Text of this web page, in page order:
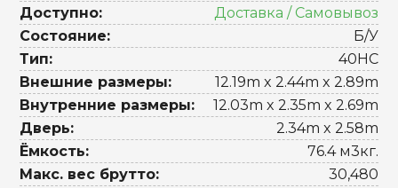
Доступно:
Доставка / Самовывоз
Состояние:
Б/У
Тип:
40HC
Внешние размеры:
12.19m x 2.44m x 2.89m
Внутренние размеры:
12.03m x 2.35m x 2.69m
Дверь:
2.34m x 2.58m
Ёмкость:
76.4 м3кг.
Макс. вес брутто:
30,480